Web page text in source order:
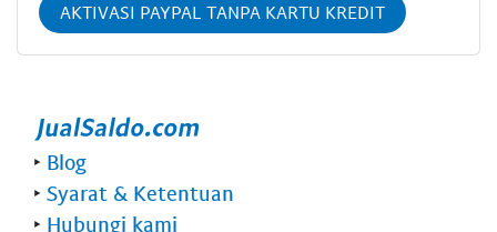
AKTIVASI PAYPAL TANPA KARTU KREDIT
‣ Blog
‣ Syarat & Ketentuan
‣ Hubungi kami